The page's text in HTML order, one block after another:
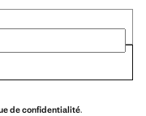
de confidentialité.